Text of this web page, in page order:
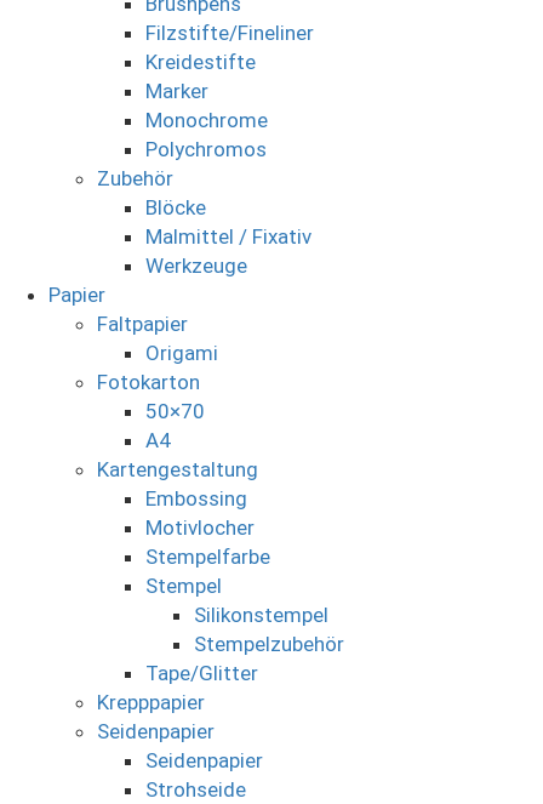
Filzstifte/Fineliner
Kreidestifte
Marker
Monochrome
Polychromos
Zubehör
Blöcke
Malmittel / Fixativ
Werkzeuge
Papier
Faltpapier
Origami
Fotokarton
50×70
A4
Kartengestaltung
Embossing
Motivlocher
Stempelfarbe
Stempel
Silikonstempel
Stempelzubehör
Tape/Glitter
Krepppapier
Seidenpapier
Seidenpapier
Strohseide